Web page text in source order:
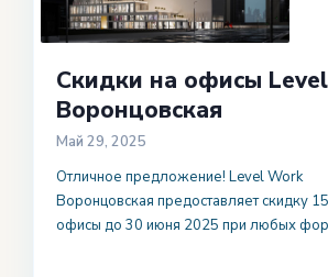
Скидки на офисы
Воронцовская
Май 29, 2025
Отличное предложение! Level Work
Воронцовская предоставляет скидку
офисы до 30 июня 2025 при любых